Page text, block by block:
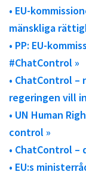
• EU-
mänskliga
• PP: EU-
#ChatControl »
• ChatControl –
regeringen vill
• UN Human
control »
• ChatControl
• EU:s